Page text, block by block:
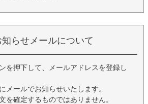
知らせメールについて
を押下して、メールアドレスを登録し
メールでお知らせいたします。
を確定するものではありません。